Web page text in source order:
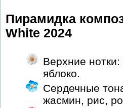
Пирамидка
White 2024
Верхние нотки:
яблоко.
Сердечные
жасмин, рис,